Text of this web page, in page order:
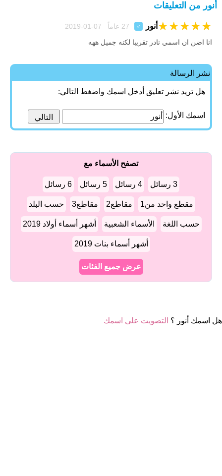
أنور من التعليقات
أنور ♂ ★
★
★
★
★
انا اضن ان اسمي نادر تقريبا لكنه جميل ههه
نشر الرسالة
هل تريد نشر تعليق أدخل اسمك واضغط التالي:
اسمك الأول:
تصفح الأسماء مع
3 رسائل 4 رسائل 5 رسائل 6 رسائل
مقطع واحد من1 مقاطع2 مقاطع3 حسب البلد
حسب اللغة الأسماء الشعبية أشهر أسماء أولاد 2019
أشهر أسماء بنات 2019
عرض جميع الفئات
هل اسمك أنور ؟ التصويت على اسمك